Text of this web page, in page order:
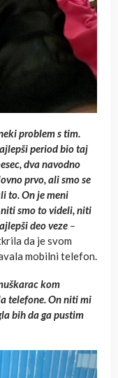
problem s tim.
period bio taj
dva navodno
prvo, ali smo se
to. On je meni
smo to videli, niti
deo veze –
da je svom
mobilni telefon.
kom
telefone. On niti mi
bih da ga pustim